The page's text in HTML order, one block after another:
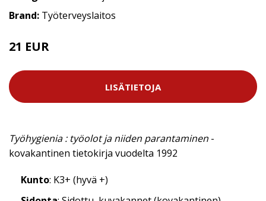
Brand: Työterveyslaitos
21 EUR
LISÄTIETOJA
Työhygienia : työolot ja niiden parantaminen -
kovakantinen tietokirja vuodelta 1992
Kunto: K3+ (hyvä +)